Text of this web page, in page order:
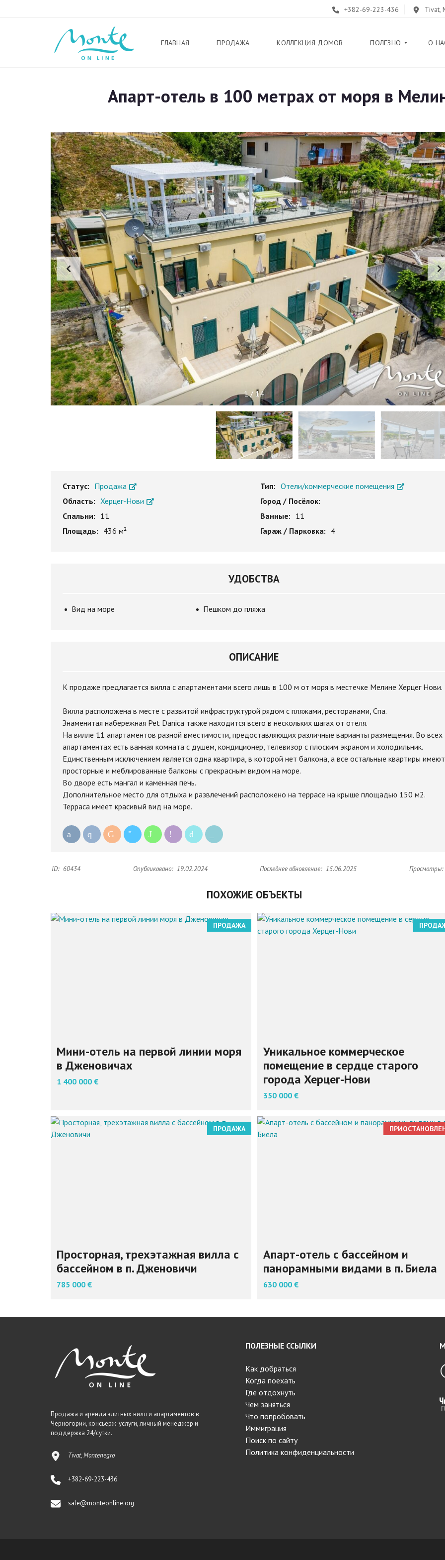
+382-69-223-436 Tivat,
ГЛАВНАЯ ПРОДАЖА КОЛЛЕКЦИЯ ДОМОВ ПОЛЕЗНО
Б
П
У
Т
Е
В
О
Д
И
Т
Е
Л
Ь
П
О
Л
Е
З
Н
А
Я
Н
О
Р
М
А
Ц
И
О
Апарт-отель в 100 метрах от моря в
1/ 14
Статус: Продажа Тип: Отели/коммерческие помещения
Область: Херцег-Нови
Город / Посёлок:
Спальни: 11 Ванные: 11
Площадь: 436 м² Гараж / Парковка: 4
УДОБСТВА
Вид на море Пешком до пляжа
ОПИСАНИЕ
К продаже предлагается вилла с апартаментами всего лишь в 100 м от моря в местечке Мелине Херцег Нови.
Вилла расположена в месте с развитой инфраструктурой рядом с пляжами, ресторанами, Спа.
Знаменитая набережная Pet Danica также находится всего в нескольких шагах от отеля.
На вилле 11 апартаментов разной вместимости, предоставляющих различные варианты размещения. Во всех
апартаментах есть ванная комната с душем, кондиционер, телевизор с плоским экраном и холодильник.
Единственным исключением является одна квартира, в которой нет балкона, а все остальные квартиры имеют
просторные и меблированные балконы с прекрасным видом на море.
Во дворе есть мангал и каменная печь.
Дополнительное место для отдыха и развлечений расположено на террасе на крыше площадью 150 м2.
Терраса имеет красивый вид на море.
ID: 60434 Опубликовано: 19.02.2024 Последнее обновление: 15.06.2025 Просмотры:
ПОХОЖИЕ ОБЪЕКТЫ
ПРОДАЖА
Мини-отель на первой линии моря
в Дженовичах
1 400 000 €
Уникальное коммерческое
помещение в сердце старого
города Херцег-Нови
350 000 €
ПРОДАЖА
Просторная, трехэтажная вилла с
бассейном в п. Дженовичи
785 000 €
Апарт-отель с бассейном и
панорамными видами в п. Биела
630 000 €
Продажа и аренда элитных вилл и апартаментов в
Черногории, консьерж-услуги, личный менеджер и
поддержка 24/сутки.
Tivat, Montenegro
+382-69-223-436
sale@monteonline.org
ПОЛЕЗНЫЕ ССЫЛКИ
Как добраться
Когда поехать
Где отдохнуть
Чем заняться
Что попробовать
Иммиграция
Поиск по сайту
Политика конфиденциальности